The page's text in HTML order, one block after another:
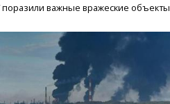
важные вражеские объекты